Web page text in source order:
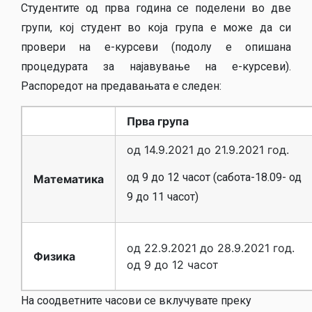
Студентите од прва година се поделени во две
групи, кој студент во која група е може да си
провери на е-курсеви (подолу е опишана
процедурата за најавување на е-курсеви).
Распоредот на предавањата е следен:
Прва група
Математика
од 14.9.2021 до 21.9.2021 год.
од 9 до 12 часот (сабота-18.09- од
9 до 11 часот)
Физика
од 22.9.2021 до 28.9.2021 год.
од 9 до 12 часот
На соодветните часови се вклучувате преку